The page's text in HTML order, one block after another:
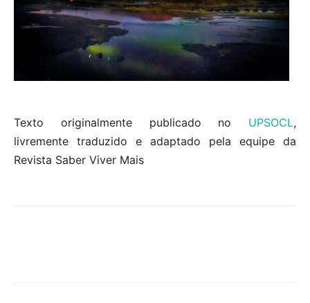
Texto originalmente publicado no UPSOCL,
livremente traduzido e adaptado pela equipe da
Revista Saber Viver Mais